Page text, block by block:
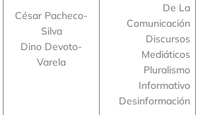
César Pacheco-
Silva
Dino Devoto-
Varela
De La
Comunicación
Discursos
Mediáticos
Pluralismo
Informativo
Desinformación